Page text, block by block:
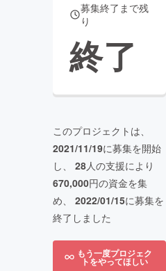
募集終了まで残
り
終了
このプロジェクトは、
2021/11/19に募集を開始
し、 28人の支援により
670,000円の資金を集
め、 2022/01/15に募集を
終了しました
もう一度プロジェク
トをやってほしい